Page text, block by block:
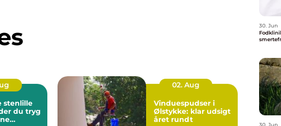
stenlille
du tryg
02. Aug
Vinduespudser i
Ølstykke: klar udsigt
året rundt
30. Jun